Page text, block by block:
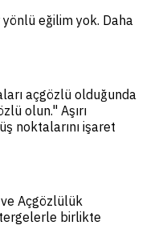
eğilim yok. Daha
açgözlü olduğunda
olun." Aşırı
noktalarını işaret
Açgözlülük
birlikte